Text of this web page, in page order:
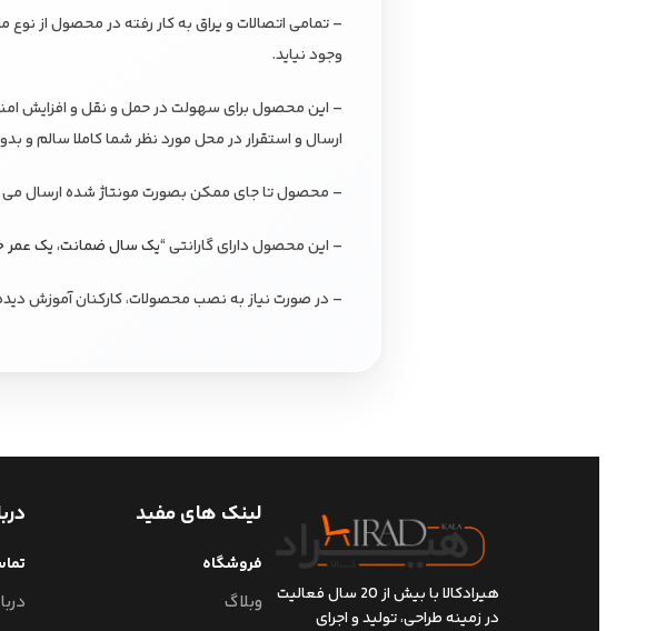
– تمامی اتصالات و یراق به کار رفته در محصول از
وجود نیاید.
– این محصول برای سهولت در حمل و نقل و افزایش
ارسال و استقرار در محل مورد نظر شما کاملا سالم و
– محصول تا جای ممکن بصورت مونتاژ شده ارسال می
– این محصول دارای گارانتی “یک سال ضمانت، یک
– در صورت نیاز به نصب محصولات، کارکنان آموزش
هیرادکالا با بیش از 20 سال فعالیت
در زمینه طراحی، تولید و اجرای
لینک های مفید
فروشگاه
وبلاگ